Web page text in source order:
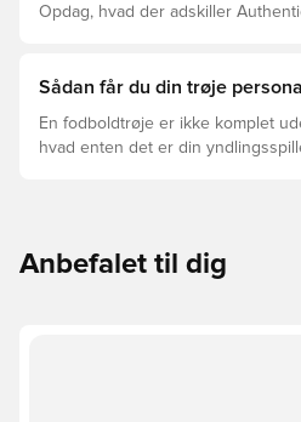
Opdag, hvad der adskiller
Sådan får du din trøje
En fodboldtrøje er ikke komplet
hvad enten det er din
Anbefalet til dig